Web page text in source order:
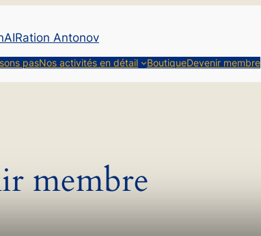
Antonov
pasNos activités en détail BoutiqueDevenir membre
membre